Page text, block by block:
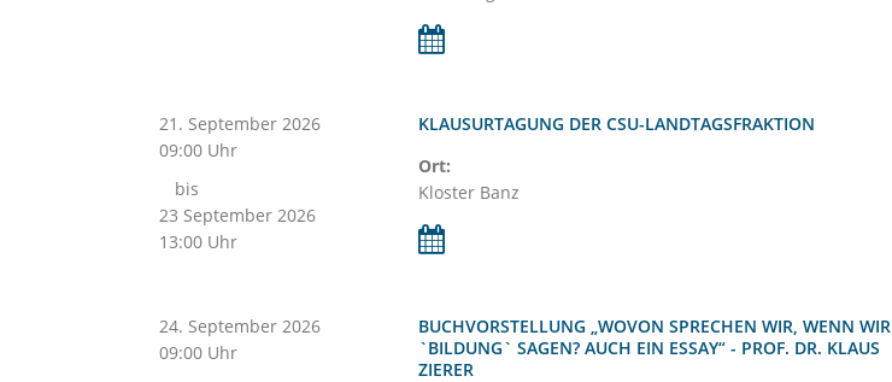
21. September 2026
09:00 Uhr
bis
23 September 2026
13:00 Uhr
KLAUSURTAGUNG DER CSU-LANDTAGSFRAKTION
Ort:
Kloster Banz
24. September 2026
09:00 Uhr
BUCHVORSTELLUNG „WOVON SPRECHEN WIR, WENN WIR
`BILDUNG` SAGEN? AUCH EIN ESSAY“ - PROF. DR. KLAUS
ZIERER